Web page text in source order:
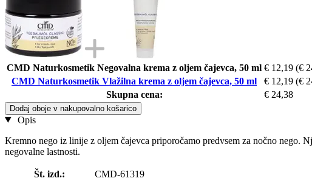
CMD Naturkosmetik Negovalna krema z oljem čajevca, 50 ml € 12,19 (€
CMD Naturkosmetik Vlažilna krema z oljem čajevca, 50 ml
€ 12,19 (€
Skupna cena:
€ 24,38
Dodaj oboje v nakupovalno košarico
Opis
Kremno nego iz linije z oljem čajevca priporočamo predvsem za nočno nego.
negovalne lastnosti.
Št. izd.:
CMD-61319